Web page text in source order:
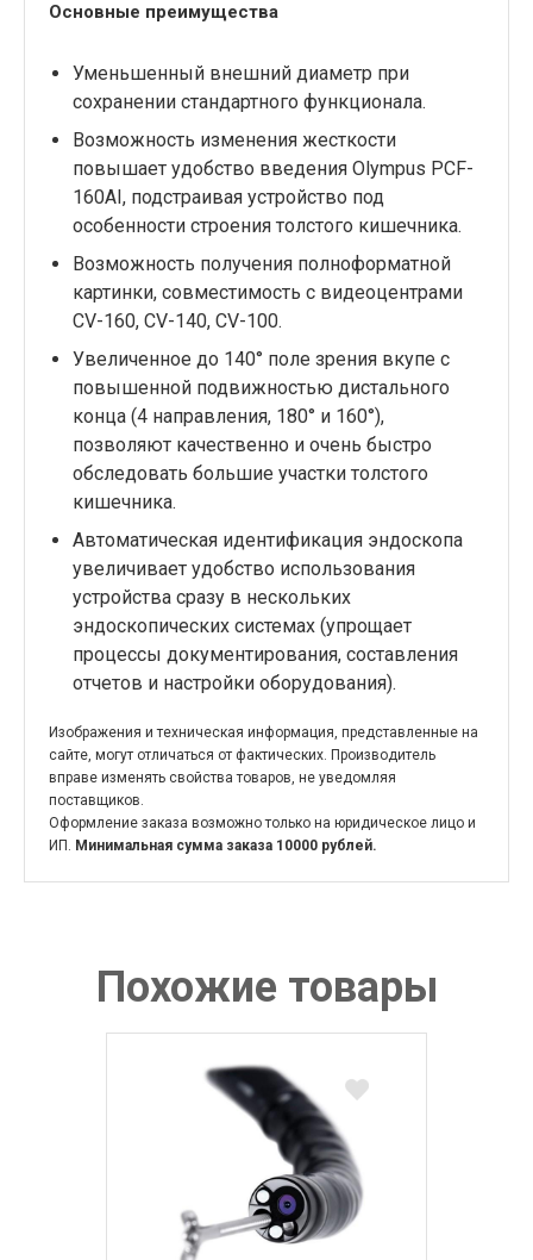
Основные преимущества
Уменьшенный внешний диаметр при
сохранении стандартного функционала.
Возможность изменения жесткости
повышает удобство введения Olympus PCF-
160AI, подстраивая устройство под
особенности строения толстого кишечника.
Возможность получения полноформатной
картинки, совместимость с видеоцентрами
CV-160, CV-140, CV-100.
Увеличенное до 140° поле зрения вкупе с
повышенной подвижностью дистального
конца (4 направления, 180° и 160°),
позволяют качественно и очень быстро
обследовать большие участки толстого
кишечника.
Автоматическая идентификация эндоскопа
увеличивает удобство использования
устройства сразу в нескольких
эндоскопических системах (упрощает
процессы документирования, составления
отчетов и настройки оборудования).
Изображения и техническая информация, представленные на
сайте, могут отличаться от фактических. Производитель
вправе изменять свойства товаров, не уведомляя
поставщиков.
Оформление заказа возможно только на юридическое лицо и
ИП. Минимальная сумма заказа 10000 рублей.
Похожие товары